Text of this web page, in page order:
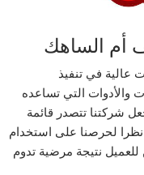
أم الساهك
عالية في تنفيذ
والأدوات التي تساعده
شركتنا تتصدر قائمة
لحرصنا على استخدام
نتيجة مرضية تدوم